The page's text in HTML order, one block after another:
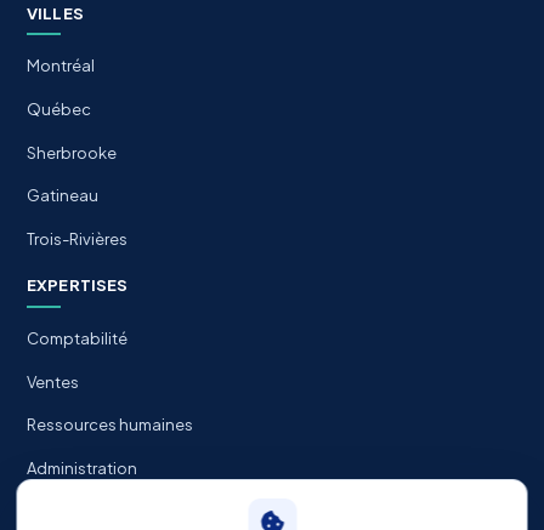
VILLES
Montréal
Québec
Sherbrooke
Gatineau
Trois-Rivières
EXPERTISES
Comptabilité
Ventes
Ressources humaines
Administration